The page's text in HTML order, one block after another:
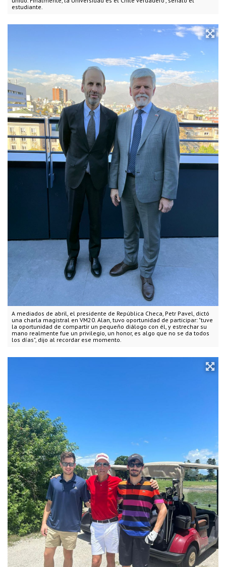
estudiante.
A mediados de abril, el presidente de República Checa, Petr Pavel, dictó
una charla magistral en VM20. Alan, tuvo oportunidad de participar: "tuve
la oportunidad de compartir un pequeño diálogo con él, y estrechar su
mano realmente fue un privilegio, un honor, es algo que no se da todos
los días", dijo al recordar ese momento.